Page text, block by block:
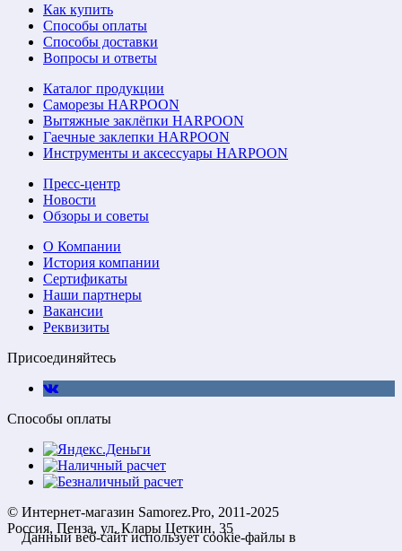
Как купить
Способы оплаты
Способы доставки
Вопросы и ответы
Каталог продукции
Саморезы HARPOON
Вытяжные заклёпки HARPOON
Гаечные заклепки HARPOON
Инструменты и аксессуары HARPOON
Пресс-центр
Новости
Обзоры и советы
О Компании
История компании
Сертификаты
Наши партнеры
Вакансии
Реквизиты
Присоединяйтесь
Способы оплаты
© Интернет-магазин Samorez.Pro, 2011-2025
Россия, Пенза, ул. Клары Цеткин, 35
Данный веб-сайт использует cookie-файлы в